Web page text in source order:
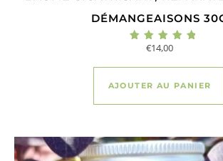
DÉMANGEAISONS
Note
€14,00
AJOUTER AU PANIER